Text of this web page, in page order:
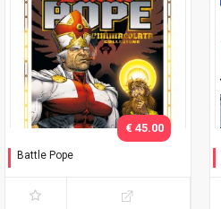
Battle Pope
€ 45.00